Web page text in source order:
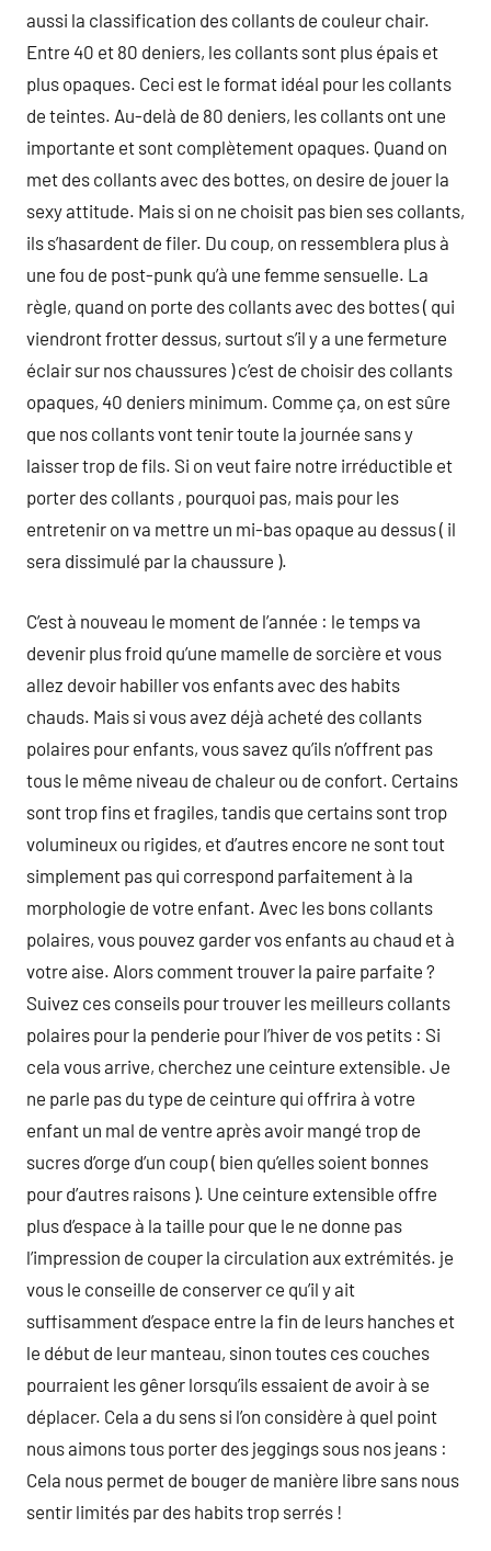
aussi la classification des collants de couleur chair.
Entre 40 et 80 deniers, les collants sont plus épais et
plus opaques. Ceci est le format idéal pour les collants
de teintes. Au-delà de 80 deniers, les collants ont une
importante et sont complètement opaques. Quand on
met des collants avec des bottes, on desire de jouer la
sexy attitude. Mais si on ne choisit pas bien ses collants,
ils s’hasardent de filer. Du coup, on ressemblera plus à
une fou de post-punk qu’à une femme sensuelle. La
règle, quand on porte des collants avec des bottes ( qui
viendront frotter dessus, surtout s’il y a une fermeture
éclair sur nos chaussures ) c’est de choisir des collants
opaques, 40 deniers minimum. Comme ça, on est sûre
que nos collants vont tenir toute la journée sans y
laisser trop de fils. Si on veut faire notre irréductible et
porter des collants , pourquoi pas, mais pour les
entretenir on va mettre un mi-bas opaque au dessus ( il
sera dissimulé par la chaussure ).
C’est à nouveau le moment de l’année : le temps va
devenir plus froid qu’une mamelle de sorcière et vous
allez devoir habiller vos enfants avec des habits
chauds. Mais si vous avez déjà acheté des collants
polaires pour enfants, vous savez qu’ils n’offrent pas
tous le même niveau de chaleur ou de confort. Certains
sont trop fins et fragiles, tandis que certains sont trop
volumineux ou rigides, et d’autres encore ne sont tout
simplement pas qui correspond parfaitement à la
morphologie de votre enfant. Avec les bons collants
polaires, vous pouvez garder vos enfants au chaud et à
votre aise. Alors comment trouver la paire parfaite ?
Suivez ces conseils pour trouver les meilleurs collants
polaires pour la penderie pour l’hiver de vos petits : Si
cela vous arrive, cherchez une ceinture extensible. Je
ne parle pas du type de ceinture qui offrira à votre
enfant un mal de ventre après avoir mangé trop de
sucres d’orge d’un coup ( bien qu’elles soient bonnes
pour d’autres raisons ). Une ceinture extensible offre
plus d’espace à la taille pour que le ne donne pas
l’impression de couper la circulation aux extrémités. je
vous le conseille de conserver ce qu’il y ait
suffisamment d’espace entre la fin de leurs hanches et
le début de leur manteau, sinon toutes ces couches
pourraient les gêner lorsqu’ils essaient de avoir à se
déplacer. Cela a du sens si l’on considère à quel point
nous aimons tous porter des jeggings sous nos jeans :
Cela nous permet de bouger de manière libre sans nous
sentir limités par des habits trop serrés !